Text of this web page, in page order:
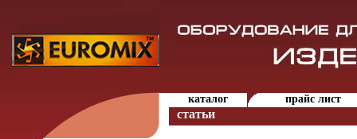
каталог прайс лист
статьи